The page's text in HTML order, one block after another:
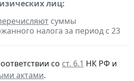
лиц:
суммы
налога за период с 23
со ст. 6.1 НК РФ и
актами.